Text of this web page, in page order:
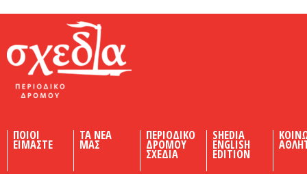
ΠΟΙΟΙ
ΕΙΜΑΣΤΕ
ΤΑ ΝΕΑ
ΜΑΣ
ΠΕΡΙΟΔΙΚΟ
ΔΡΟΜΟΥ
ΣΧΕΔΙΑ
SHEDIA
ENGLISH
EDITION